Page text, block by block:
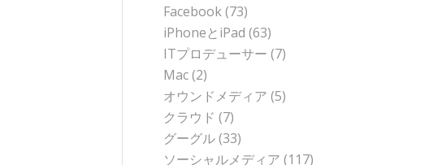
Facebook(73)
iPhoneとiPad (63)
ITプロデューサー (7)
Mac(2)
オウンドメディア (5)
クラウド (7)
グーグル(33)
ソーシャルメディア (117)